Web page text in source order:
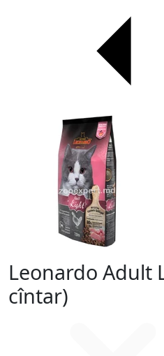
Leonardo Adult
cîntar)